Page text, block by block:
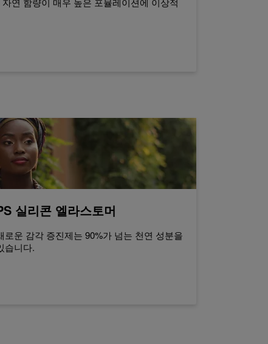
실리콘 엘라스토머
운 감각 증진제는 90%가 넘는 천연 성분을
습니다.